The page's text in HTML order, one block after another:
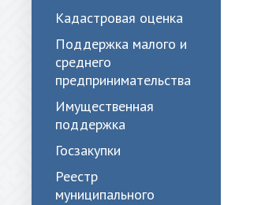
Кадастровая оценка
Поддержка малого и
среднего
предпринимательства
Имущественная
поддержка
Госзакупки
Реестр
муниципального